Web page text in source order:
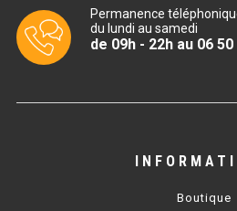
BAIN MARIE SÉRIE UOC
Permanence
du lundi au samedi
de 09h - 22h au 06
Boutique